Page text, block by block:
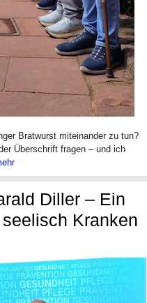
Bratwurst miteinander zu tun?
Überschrift fragen – und ich
Diller – Ein
Kranken